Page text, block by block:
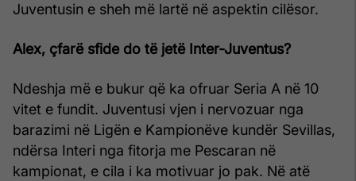
Juventusin e sheh më lartë në aspektin cilësor.
Alex, çfarë sfide do të jetë Inter-Juventus?
Ndeshja më e bukur që ka ofruar Seria A në 10
vitet e fundit. Juventusi vjen i nervozuar nga
barazimi në Ligën e Kampionëve kundër Sevillas,
ndërsa Interi nga fitorja me Pescaran në
kampionat, e cila i ka motivuar jo pak. Në atë